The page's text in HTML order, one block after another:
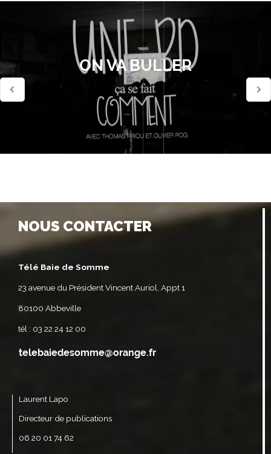
ON VA BULLER
NOUS CONTACTER
Télé Baie de Somme
23 avenue du Président Vincent Auriol, Appt 1
80100 Abbeville
tél : 03 22 24 12 00
Laurent Lapo
Directeur de publications
06 20 01 74 62